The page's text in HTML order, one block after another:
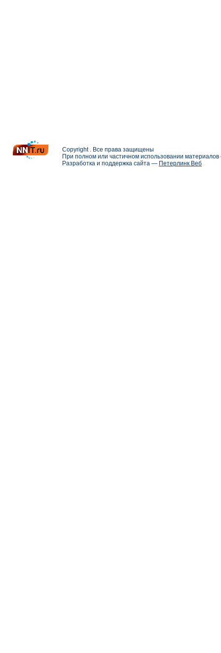
Copyright . Все права защищены
При полном или частичном использовании
Разработка и поддержка сайта — Петерлинк Веб